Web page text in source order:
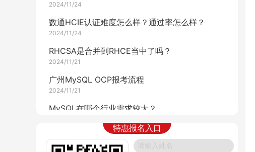
2024/11/24
数通HCIE认证难度怎么样？通过率怎么样？
2024/11/24
RHCSA是合并到RHCE当中了吗？
2024/11/21
广州MySQL OCP报考流程
2024/11/21
MySQL在哪个行业需求较大？
华为认证网络工程师可以往哪个方向发展？
2024/11/21
特惠报名入口